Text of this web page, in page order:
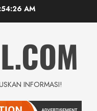
AM
INFORMASI!